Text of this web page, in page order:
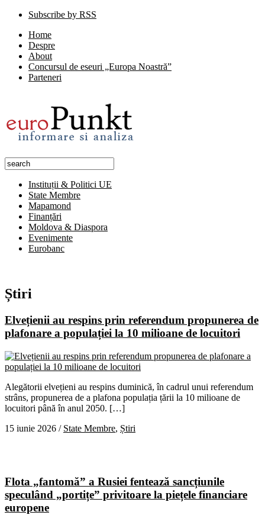
Subscribe by RSS
Home
Despre
About
Concursul de eseuri „Europa Noastră”
Parteneri
Instituții & Politici UE
State Membre
Mapamond
Finanțări
Moldova & Diaspora
Evenimente
Eurobanc
Știri
Elvețienii au respins prin referendum propunerea de
plafonare a populației la 10 milioane de locuitori
Alegătorii elvețieni au respins duminică, în cadrul unui referendum
strâns, propunerea de a plafona populația țării la 10 milioane de
locuitori până în anul 2050. […]
15 iunie 2026 / State Membre, Știri
Flota „fantomă” a Rusiei fentează sancțiunile
speculând „portițe” privitoare la piețele financiare
europene